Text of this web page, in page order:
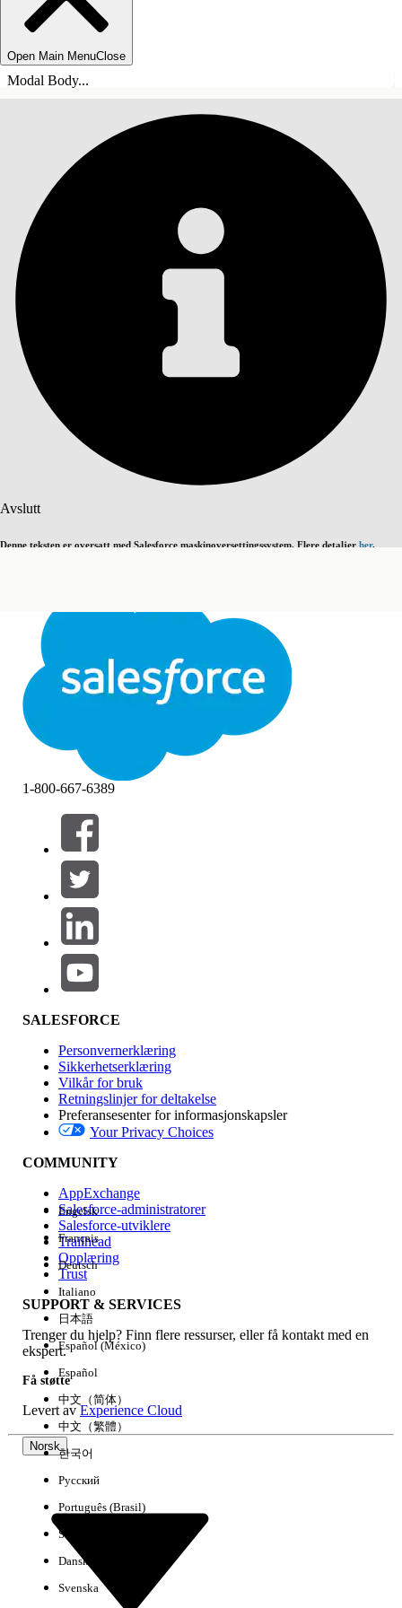
Open Main MenuClose
Modal Body...
Avslutt
Denne teksten er oversatt med Salesforce maskinoversettingssystem. Flere detaljer her.
Avslutt Avslutt
Vis innholdsfortegnelse
Filtre (0)
VELG FILTRE
Produktområde
Funksjonsinnvirkning
Utgave
Erfaring
Fjern alle Utført
1-800-667-6389
SALESFORCE
Personvernerklæring
Sikkerhetserklæring
Vilkår for bruk
Retningslinjer for deltakelse
Preferansesenter for informasjonskapsler
Your Privacy Choices
COMMUNITY
AppExchange
Salesforce-administratorer
Salesforce-utviklere
Trailhead
Opplæring
Trust
SUPPORT & SERVICES
Trenger du hjelp? Finn flere ressurser, eller få kontakt med en
ekspert.
Få støtte
Levert avExperience Cloud
Norsk
Engelsk
Français
Deutsch
Italiano
日本語
Español (México)
Español
中文（简体）
中文（繁體）
한국어
Русский
Português (Brasil)
Suomi
Dansk
Svenska